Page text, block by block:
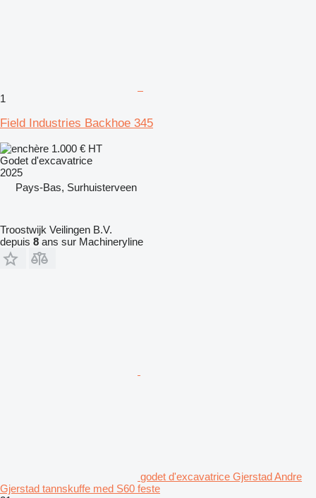
1
Field Industries Backhoe 345
1.000 € HT
Godet d'excavatrice
2025
Pays-Bas, Surhuisterveen
Troostwijk Veilingen B.V.
depuis 8 ans sur Machineryline
godet d'excavatrice Gjerstad Andre
Gjerstad tannskuffe med S60 feste